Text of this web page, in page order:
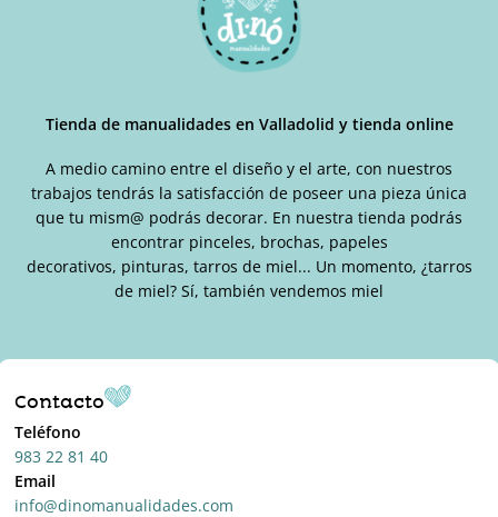
Tienda de manualidades en Valladolid y tienda online
A medio camino entre el diseño y el arte, con nuestros
trabajos tendrás la satisfacción de poseer una pieza única
que tu mism@ podrás decorar. En nuestra tienda podrás
encontrar pinceles, brochas, papeles
decorativos, pinturas, tarros de miel... Un momento, ¿tarros
de miel? Sí, también vendemos miel
Contacto
Teléfono
983 22 81 40
Email
info@dinomanualidades.com